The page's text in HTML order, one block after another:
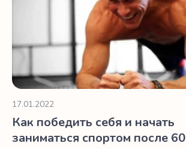
17.01.2022
Как победить себя и начать
заниматься спортом после 60